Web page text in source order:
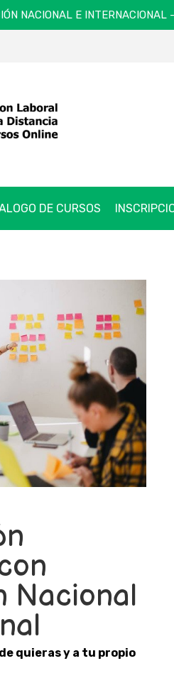
NACIONAL E
DE CURSOS
Nacional
quieras y a tu propio